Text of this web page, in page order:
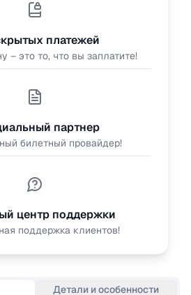
платежей
– это то, что вы заплатите!
партнер
билетный провайдер!
центр поддержки
поддержка клиентов!
Детали и особенности